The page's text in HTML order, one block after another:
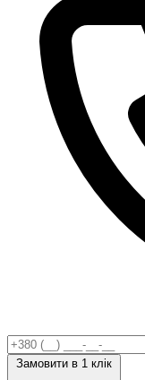
Замовити в 1 клік